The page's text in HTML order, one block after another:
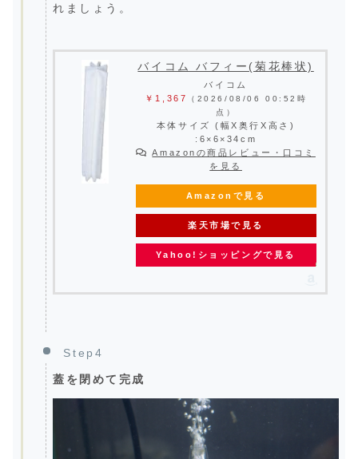
れましょう。
バイコム バフィー(菊花棒状)
バイコム
￥1,367
（2026/08/06 00:52時
点）
本体サイズ (幅X奥行X高さ)
:6×6×34cm
Amazonの商品レビュー・口コミ
を見る
Amazonで見る
楽天市場で見る
Yahoo!ショッピングで見る
Step4
蓋を閉めて完成